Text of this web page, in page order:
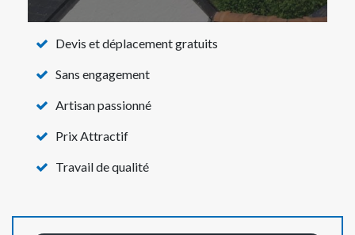
Devis et déplacement gratuits
Sans engagement
Artisan passionné
Prix Attractif
Travail de qualité